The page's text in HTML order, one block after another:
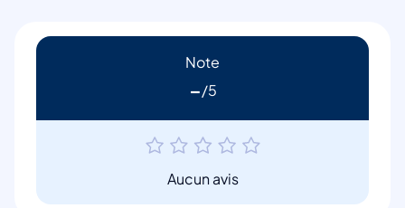
Note
-
Aucun avis